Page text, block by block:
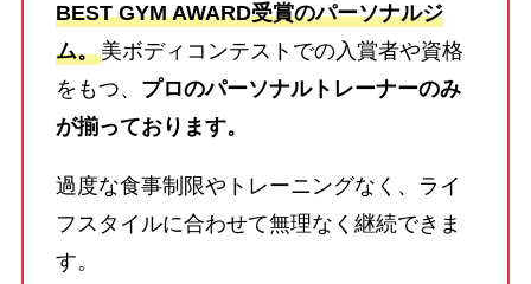
BEST GYM AWARD受賞のパーソナルジ
ム。美ボディコンテストでの入賞者や資格
をもつ、 プロのパーソナルトレーナーのみ
が揃っております。
過度な食事制限やトレーニングなく、ライ
フスタイルに合わせて無理なく継続できま
す。